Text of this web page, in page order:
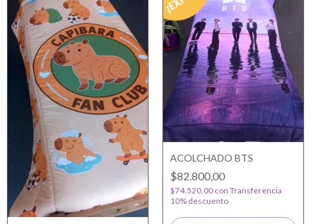
ACOLCHADO BTS
$82.800,00
$74.520,00 con Transferencia
10% descuento